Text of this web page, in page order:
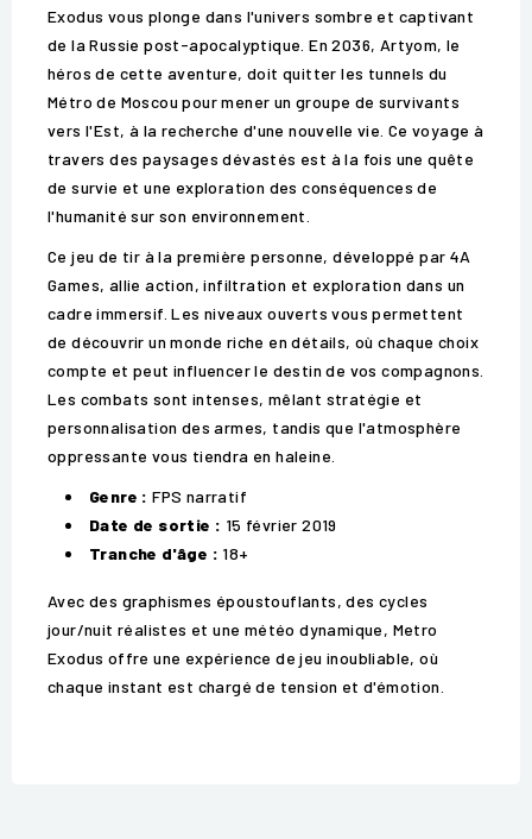
Exodus vous plonge dans l'univers sombre et captivant
de la Russie post-apocalyptique. En 2036, Artyom, le
héros de cette aventure, doit quitter les tunnels du
Métro de Moscou pour mener un groupe de survivants
vers l'Est, à la recherche d'une nouvelle vie. Ce voyage à
travers des paysages dévastés est à la fois une quête
de survie et une exploration des conséquences de
l'humanité sur son environnement.
Ce jeu de tir à la première personne, développé par 4A
Games, allie action, infiltration et exploration dans un
cadre immersif. Les niveaux ouverts vous permettent
de découvrir un monde riche en détails, où chaque choix
compte et peut influencer le destin de vos compagnons.
Les combats sont intenses, mêlant stratégie et
personnalisation des armes, tandis que l'atmosphère
oppressante vous tiendra en haleine.
Genre : FPS narratif
Date de sortie : 15 février 2019
Tranche d'âge : 18+
Avec des graphismes époustouflants, des cycles
jour/nuit réalistes et une météo dynamique, Metro
Exodus offre une expérience de jeu inoubliable, où
chaque instant est chargé de tension et d'émotion.